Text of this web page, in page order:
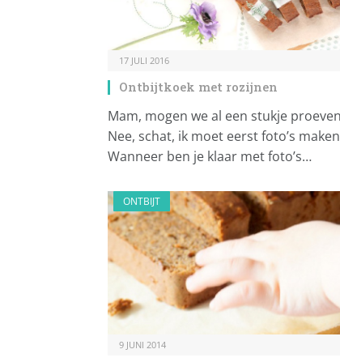
17 JULI 2016
Ontbijtkoek met rozijnen
Mam, mogen we al een stukje
Nee, schat, ik moet eerst foto’s
Wanneer ben je klaar met foto’s…
ONTBIJT
9 JUNI 2014